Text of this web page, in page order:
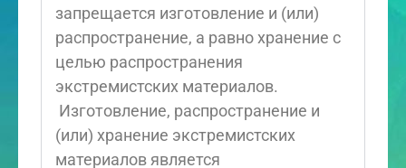
запрещается изготовление и (или)
распространение, а равно хранение с
целью распространения
экстремистских материалов.
Изготовление, распространение и
(или) хранение экстремистских
материалов является